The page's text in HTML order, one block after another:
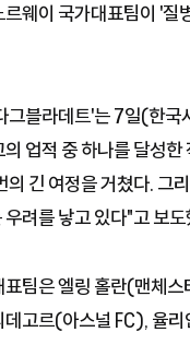
르웨이 국가대표팀이 '질
그블라데트'는 7일(한국
업적 중 하나를 달성한
의 긴 여정을 거쳤다. 그
려를 낳고 있다"고 보도
표팀은 엘링 홀란(맨체스
데고르(아스널 FC), 율리